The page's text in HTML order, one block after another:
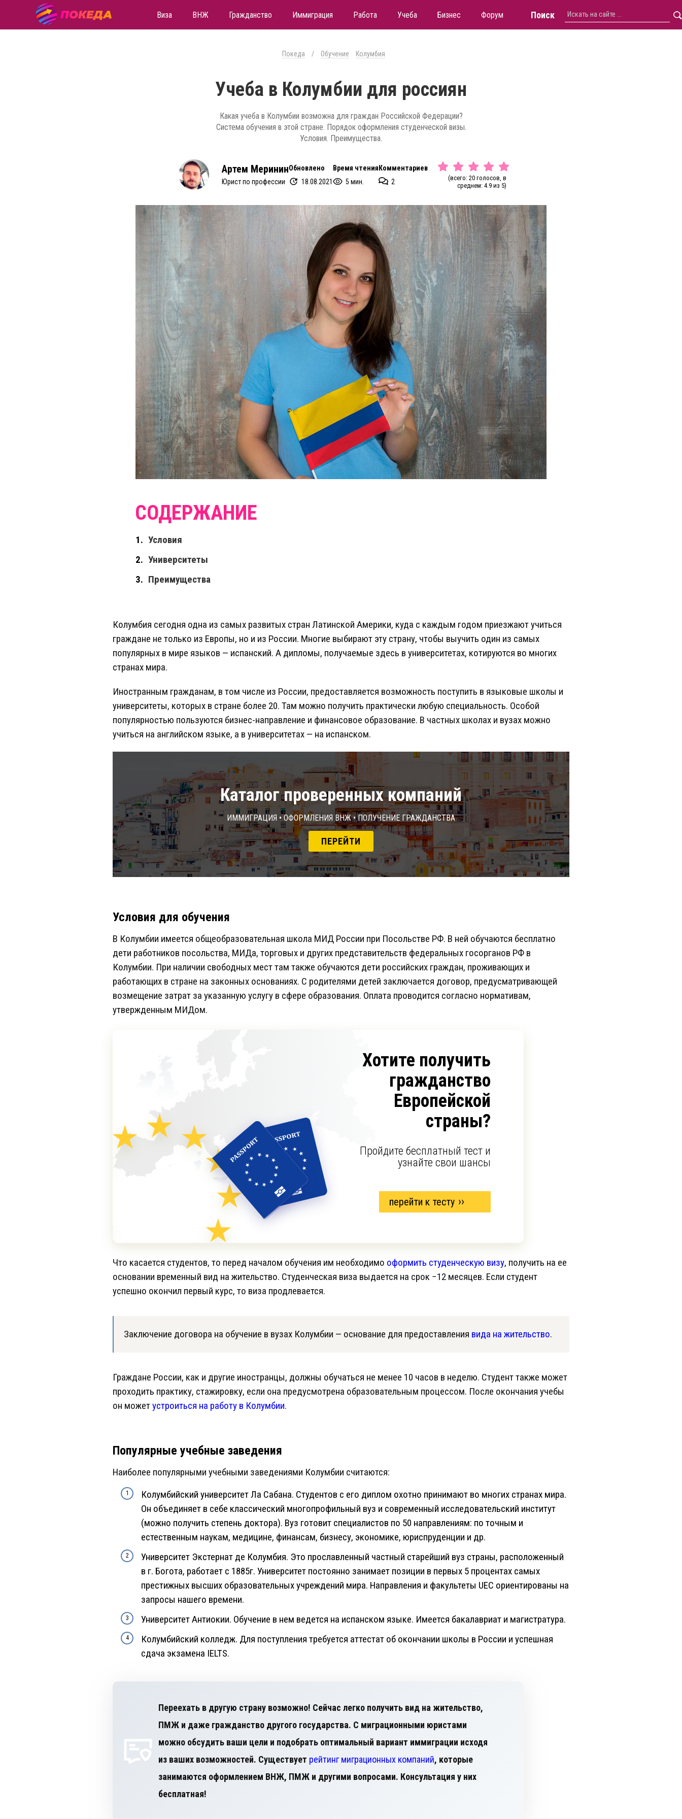
Виза ВНЖ Гражданство Иммиграция Работа Учеба Бизнес Форум Поиск
Покеда / Обучение Колумбия
Учеба в Колумбии для россиян
Какая учеба в Колумбии возможна для граждан Российской Федерации?
Система обучения в этой стране. Порядок оформления студенческой визы.
Условия. Преимущества.
Артем Меринин
Юрист по профессии
Обновлено
18.08.2021
Время чтения
5 мин.
Комментариев
2
(всего: 20 голосов, в
среднем: 4.9 из 5)
Условия
Университеты
Преимущества
Колумбия сегодня одна из самых развитых стран Латинской Америки, куда с каждым годом приезжают учиться
граждане не только из Европы, но и из России. Многие выбирают эту страну, чтобы выучить один из самых
популярных в мире языков — испанский. А дипломы, получаемые здесь в университетах, котируются во многих
странах мира.
Иностранным гражданам, в том числе из России, предоставляется возможность поступить в языковые школы и
университеты, которых в стране более 20. Там можно получить практически любую специальность. Особой
популярностью пользуются бизнес-направление и финансовое образование. В частных школах и вузах можно
учиться на английском языке, а в университетах — на испанском.
Каталог проверенных компаний
Иммиграция • Оформления ВНЖ • Получение гражданства
ПЕРЕЙТИ
Условия для обучения
В Колумбии имеется общеобразовательная школа МИД России при Посольстве РФ. В ней обучаются бесплатно
дети работников посольства, МИДа, торговых и других представительств федеральных госорганов РФ в
Колумбии. При наличии свободных мест там также обучаются дети российских граждан, проживающих и
работающих в стране на законных основаниях. С родителями детей заключается договор, предусматривающей
возмещение затрат за указанную услугу в сфере образования. Оплата проводится согласно нормативам,
утвержденным МИДом.
Хотите получить
гражданство
Европейской
страны?
Пройдите бесплатный тест и
узнайте свои шансы
перейти к тесту
Что касается студентов, то перед началом обучения им необходимо оформить студенческую визу, получить на ее
основании временный вид на жительство. Студенческая виза выдается на срок −12 месяцев. Если студент
успешно окончил первый курс, то виза продлевается.
Заключение договора на обучение в вузах Колумбии — основание для предоставления вида на жительство.
Граждане России, как и другие иностранцы, должны обучаться не менее 10 часов в неделю. Студент также может
проходить практику, стажировку, если она предусмотрена образовательным процессом. После окончания учебы
он можетустроиться на работу в Колумбии.
Популярные учебные заведения
Наиболее популярными учебными заведениями Колумбии считаются:
Колумбийский университет Ла Сабана. Студентов с его диплом охотно принимают во многих странах мира.
Он объединяет в себе классический многопрофильный вуз и современный исследовательский институт
(можно получить степень доктора). Вуз готовит специалистов по 50 направлениям: по точным и
естественным наукам, медицине, финансам, бизнесу, экономике, юриспруденции и др.
Университет Экстернат де Колумбия. Это прославленный частный старейший вуз страны, расположенный
в г. Богота, работает с 1885г. Университет постоянно занимает позиции в первых 5 процентах самых
престижных высших образовательных учреждений мира. Направления и факультеты UEC ориентированы на
запросы нашего времени.
Университет Антиокии. Обучение в нем ведется на испанском языке. Имеется бакалавриат и магистратура.
Колумбийский колледж. Для поступления требуется аттестат об окончании школы в России и успешная
сдача экзамена IELTS.
Переехать в другую страну возможно! Сейчас легко получить вид на жительство,
ПМЖ и даже гражданство другого государства. С миграционными юристами
можно обсудить ваши цели и подобрать оптимальный вариант иммиграции исходя
из ваших возможностей. Существует рейтинг миграционных компаний, которые
занимаются оформлением ВНЖ, ПМЖ и другими вопросами. Консультация у них
бесплатная!